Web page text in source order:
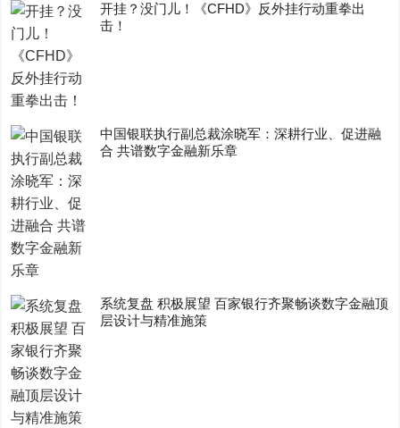
开挂？没门儿！《CFHD》反外挂行动重拳出
击！
中国银联执行副总裁涂晓军：深耕行业、促进融
合 共谱数字金融新乐章
系统复盘 积极展望 百家银行齐聚畅谈数字金融顶
层设计与精准施策